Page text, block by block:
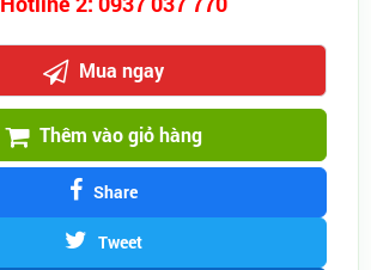
Mua ngay
Thêm vào giỏ hàng
Share
Tweet